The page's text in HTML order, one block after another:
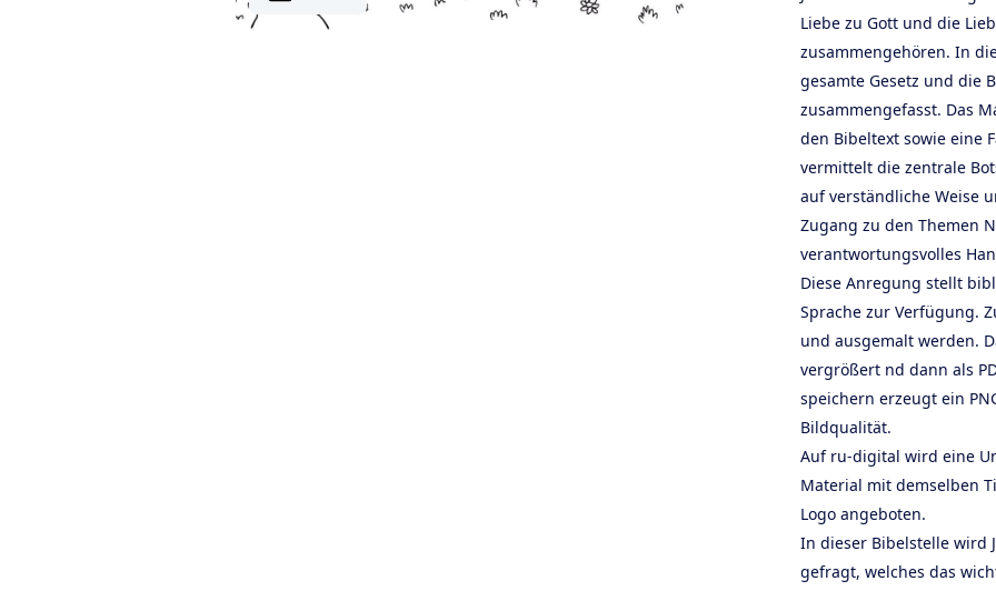
Liebe zu Gott und die
zusammengehören. In
gesamte Gesetz und die
zusammengefasst. Das
den Bibeltext sowie eine
vermittelt die zentrale
auf verständliche Weise
Zugang zu den Themen
verantwortungsvolles
Diese Anregung stellt
Sprache zur Verfügung.
und ausgemalt werden.
vergrößert nd dann als
speichern erzeugt ein
Bildqualität.
Auf ru-digital wird eine
Material mit demselben
Logo angeboten.
In dieser Bibelstelle wird
gefragt, welches das